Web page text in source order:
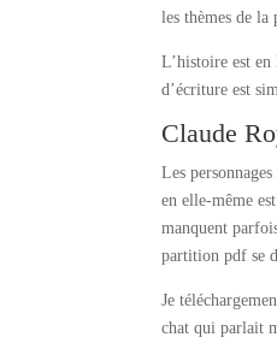
les thèmes de
L’histoire est
d’écriture est
Claude
Les
en elle-même
manquent
partition pdf se
Je
chat qui parlait